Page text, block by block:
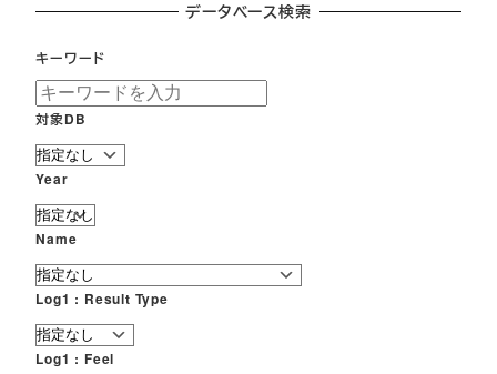
データベース検索
キーワード
対象DB
Year
Name
Log1 : Result Type
Log1 : Feel